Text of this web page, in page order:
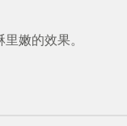
嫩的效果。